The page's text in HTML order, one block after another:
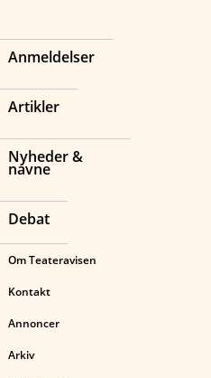
Anmeldelser
Artikler
Nyheder &
navne
Debat
Om Teateravisen
Kontakt
Annoncer
Arkiv